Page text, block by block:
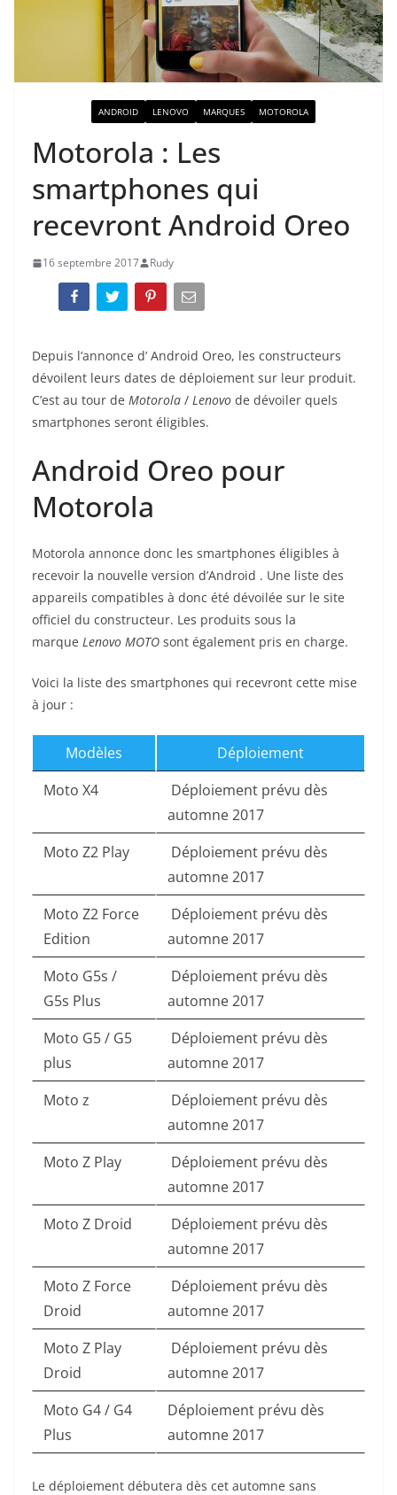
ANDROID LENOVO MARQUES MOTOROLA
Motorola : Les
smartphones qui
recevront Android Oreo
16 septembre 2017 Rudy
Depuis l’annonce d’ Android Oreo, les constructeurs
dévoilent leurs dates de déploiement sur leur produit.
C’est au tour de Motorola / Lenovo de dévoiler quels
smartphones seront éligibles.
Android Oreo pour
Motorola
Motorola annonce donc les smartphones éligibles à
recevoir la nouvelle version d’Android . Une liste des
appareils compatibles à donc été dévoilée sur le site
officiel du constructeur. Les produits sous la
marque Lenovo MOTO sont également pris en charge.
Voici la liste des smartphones qui recevront cette mise
à jour :
Modèles
Déploiement
Moto X4
Déploiement prévu dès
automne 2017
Moto Z2 Play
Déploiement prévu dès
automne 2017
Moto Z2 Force
Edition
Déploiement prévu dès
automne 2017
Moto G5s /
G5s Plus
Déploiement prévu dès
automne 2017
Moto G5 / G5
plus
Déploiement prévu dès
automne 2017
Moto z
Déploiement prévu dès
automne 2017
Moto Z Play
Déploiement prévu dès
automne 2017
Moto Z Droid
Déploiement prévu dès
automne 2017
Moto Z Force
Droid
Déploiement prévu dès
automne 2017
Moto Z Play
Droid
Déploiement prévu dès
automne 2017
Moto G4 / G4
Plus
Déploiement prévu dès
automne 2017
Le déploiement débutera dès cet automne sans